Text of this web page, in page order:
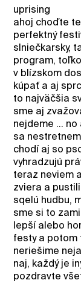
uprising
ahoj choďte
perfektný
slniečkarsky,
program,
v blízskom
kúpať a aj
to najväčšia
sme aj
nejdeme ...
sa
chodí aj so
vyhradzujú
teraz neviem
zviera a
sqelú hudbu,
sme si to
lepší alebo
festy a potom
neriešime
naj, každý je
pozdravte